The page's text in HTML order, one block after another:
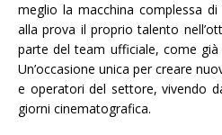
meglio la macchina complessa
alla prova il proprio talento
parte del team ufficiale, come
Un’occasione unica per creare
e operatori del settore, vivendo
giorni cinematografica.